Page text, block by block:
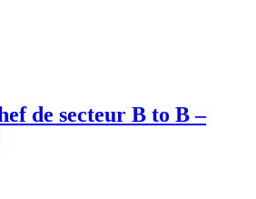
de secteur B to B –